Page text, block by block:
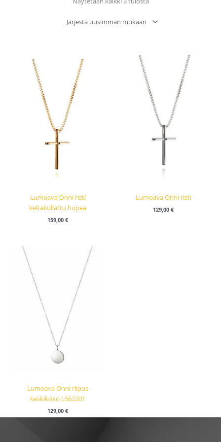
Lumoava Onni risti
keltakullattu hopea
159,00 €
Lumoava Onni risti
129,00 €
Lumoava Onni riipus
keskikoko L562201
129,00 €